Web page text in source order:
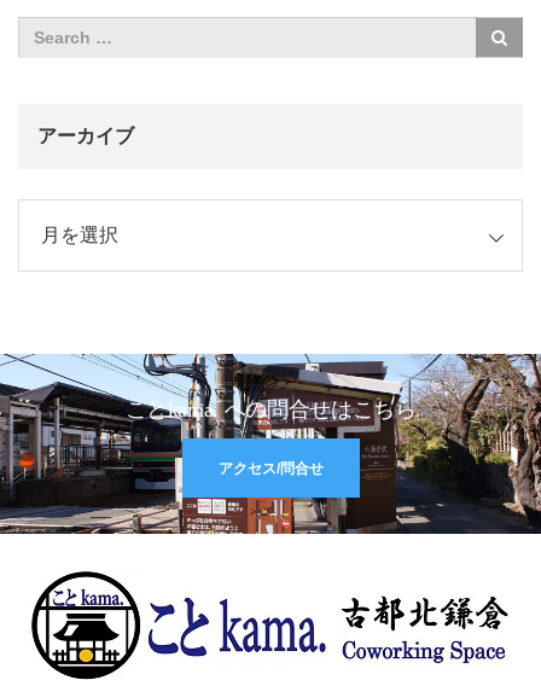
アーカイブ
ことkama. への問合せはこちら
アクセス/問合せ